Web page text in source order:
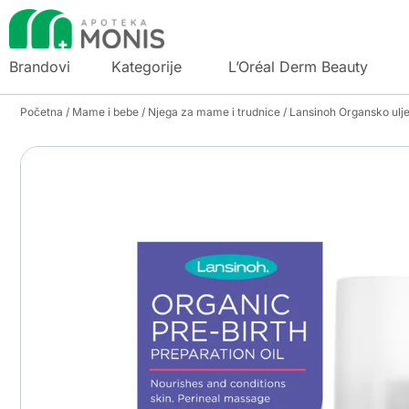
Brandovi Kategorije L’Oréal Derm Beauty
Početna / Mame i bebe / Njega za mame i trudnice / Lansinoh Organsko